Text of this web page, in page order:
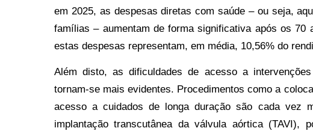
em 2025, as despesas diretas com saúde – ou seja,
famílias – aumentam de forma significativa após os 70
estas despesas representam, em média, 10,56% do
Além disto, as dificuldades de acesso a
tornam-se mais evidentes. Procedimentos como a
acesso a cuidados de longa duração são cada vez
implantação transcutânea da válvula aórtica (TAVI),